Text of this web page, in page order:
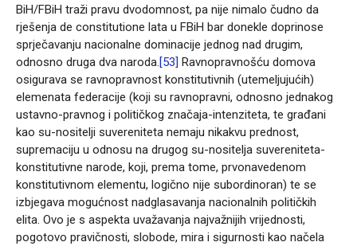
BiH/FBiH traži pravu dvodomnost, pa nije nimalo čudno da
rješenja de constitutione lata u FBiH bar donekle doprinose
sprječavanju nacionalne dominacije jednog nad drugim,
odnosno druga dva naroda. [53] Ravnopravnošću domova
osigurava se ravnopravnost konstitutivnih (utemeljujućih)
elemenata federacije (koji su ravnopravni, odnosno jednakog
ustavno-pravnog i političkog značaja-intenziteta, te građani
kao su-nositelji suvereniteta nemaju nikakvu prednost,
supremaciju u odnosu na drugog su-nositelja suvereniteta-
konstitutivne narode, koji, prema tome, prvonavedenom
konstitutivnom elementu, logično nije subordinoran) te se
izbjegava mogućnost nadglasavanja nacionalnih političkih
elita. Ovo je s aspekta uvažavanja najvažnijih vrijednosti,
pogotovo pravičnosti, slobode, mira i sigurnosti kao načela